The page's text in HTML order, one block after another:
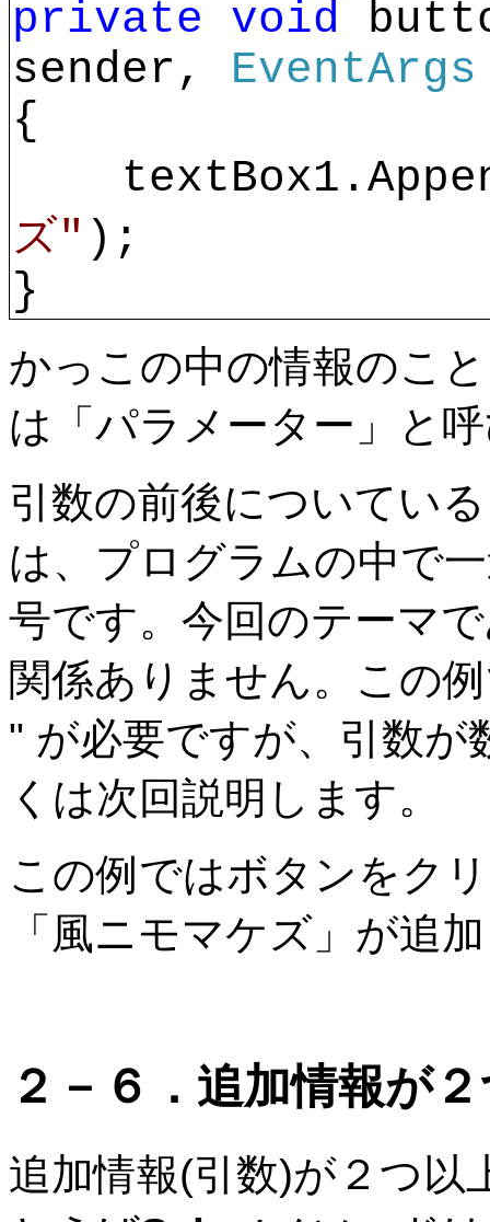
private void
sender,
{
ズ" );
}
かっこの中の情報のこ
は「パラメーター」と
引数の前後についてい
は、プログラムの中で
号です。今回のテーマ
関係ありません。この
" が必要ですが、引数が
くは次回説明します。
この例ではボタンをク
「風ニモマケズ」が追
２－６．追加情報が
追加情報(引数)が２つ以